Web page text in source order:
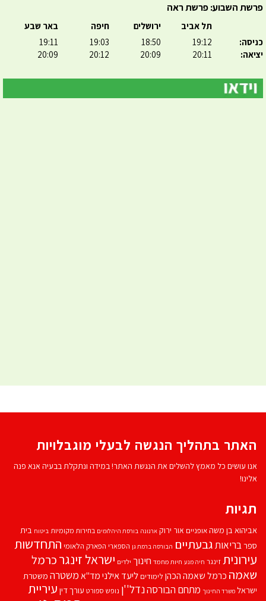
פרשת השבוע: פרשת ראה
כניסה:
יציאה:
תל אביב
19:12
20:11
ירושלים
18:50
20:09
חיפה
19:03
20:12
באר שבע
19:11
20:09
האתר בתהליך הנגשה לבעלי מוגבלויות
אנו עושים כל מאמץ להשלים את הנגשת האתר! במידה ונתקלת בבעיה אנא פנה
אלינו!
תגיות
אביהוא בן משהאופניים אור ירוק ארנונה בורסת היהלומים בחירות מקומיות ביטוח בית
ספרבריאותגבעתיים הבורסה ברמת גן הספארי הפארק הלאומי התחדשות
עירוניתזינגר חיה מנע חיות מחמד חינוך ילדים ישראל זינגרכרמל
שאמה כרמל שאמה הכהן לימודים ליעד אילנימד''אמשטרה משטרת
ישראל משרד החינוך מתחם הבורסהנדל''ן נופש ספורט עורך דין עיריית